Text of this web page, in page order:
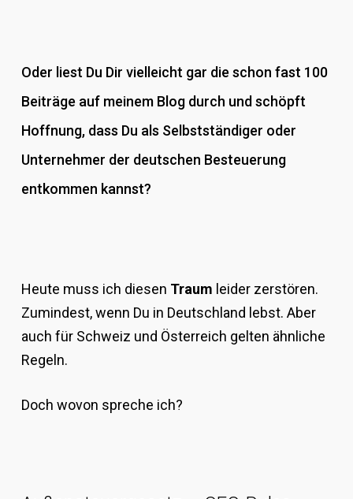
Oder liest Du Dir vielleicht gar die schon fast 100
Beiträge auf meinem Blog durch und schöpft
Hoffnung, dass Du als Selbstständiger oder
Unternehmer der deutschen Besteuerung
entkommen kannst?
Heute muss ich diesen Traum leider zerstören.
Zumindest, wenn Du in Deutschland lebst. Aber
auch für Schweiz und Österreich gelten ähnliche
Regeln.
Doch wovon spreche ich?